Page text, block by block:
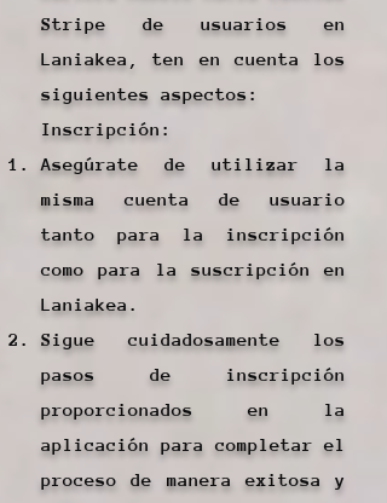
Stripe de usuarios en
Laniakea, ten en cuenta los
siguientes aspectos:
Inscripción:
Asegúrate de utilizar la
misma cuenta de usuario
tanto para la inscripción
como para la suscripción en
Laniakea.
Sigue cuidadosamente los
pasos de inscripción
proporcionados en la
aplicación para completar el
proceso de manera exitosa y